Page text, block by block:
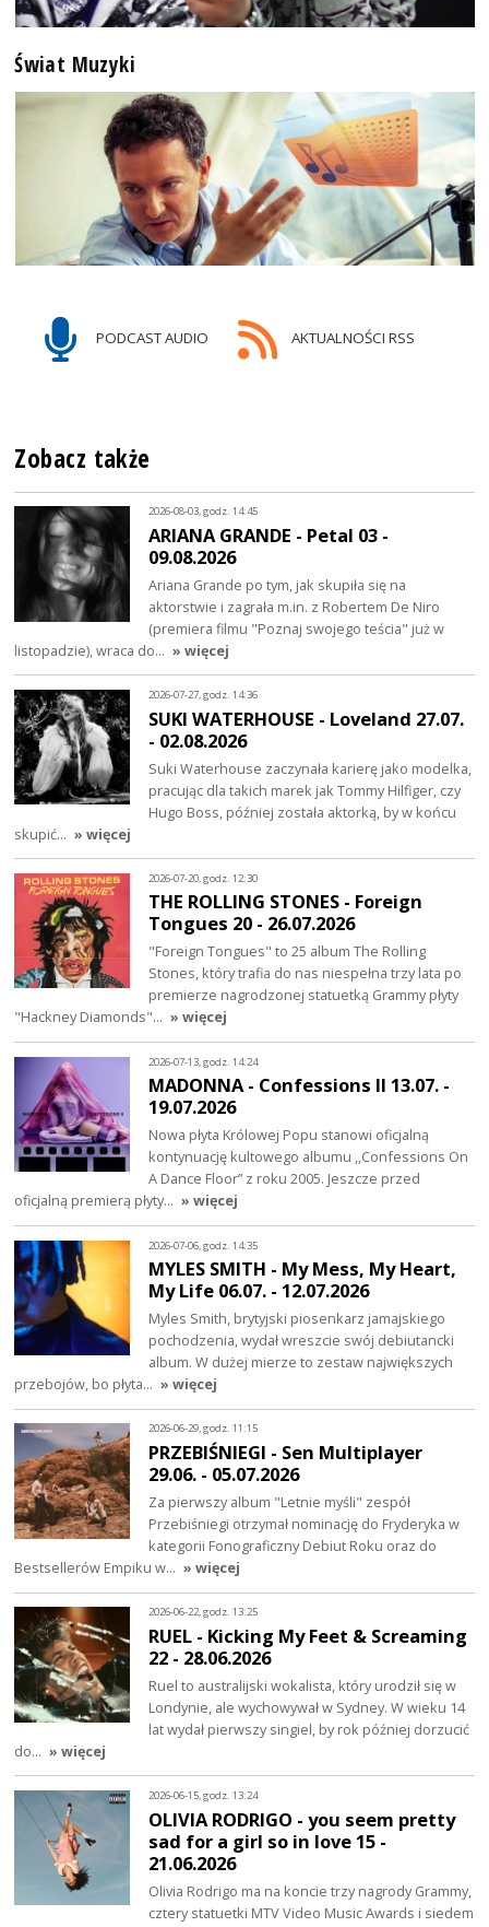
Świat Muzyki
PODCAST AUDIO AKTUALNOŚCI RSS
Zobacz także
2026-08-03, godz. 14:45
ARIANA GRANDE - Petal 03 -
09.08.2026
Ariana Grande po tym, jak skupiła się na
aktorstwie i zagrała m.in. z Robertem De Niro
(premiera filmu "Poznaj swojego teścia" już w
listopadzie), wraca do… » więcej
2026-07-27, godz. 14:36
SUKI WATERHOUSE - Loveland 27.07.
- 02.08.2026
Suki Waterhouse zaczynała karierę jako modelka,
pracując dla takich marek jak Tommy Hilfiger, czy
Hugo Boss, później została aktorką, by w końcu
skupić… » więcej
2026-07-20, godz. 12:30
THE ROLLING STONES - Foreign
Tongues 20 - 26.07.2026
"Foreign Tongues" to 25 album The Rolling
Stones, który trafia do nas niespełna trzy lata po
premierze nagrodzonej statuetką Grammy płyty
"Hackney Diamonds"… » więcej
2026-07-13, godz. 14:24
MADONNA - Confessions II 13.07. -
19.07.2026
Nowa płyta Królowej Popu stanowi oficjalną
kontynuację kultowego albumu ,,Confessions On
A Dance Floor” z roku 2005. Jeszcze przed
oficjalną premierą płyty… » więcej
2026-07-06, godz. 14:35
MYLES SMITH - My Mess, My Heart,
My Life 06.07. - 12.07.2026
Myles Smith, brytyjski piosenkarz jamajskiego
pochodzenia, wydał wreszcie swój debiutancki
album. W dużej mierze to zestaw największych
przebojów, bo płyta… » więcej
2026-06-29, godz. 11:15
PRZEBIŚNIEGI - Sen Multiplayer
29.06. - 05.07.2026
Za pierwszy album "Letnie myśli" zespół
Przebiśniegi otrzymał nominację do Fryderyka w
kategorii Fonograficzny Debiut Roku oraz do
Bestsellerów Empiku w… » więcej
2026-06-22, godz. 13:25
RUEL - Kicking My Feet & Screaming
22 - 28.06.2026
Ruel to australijski wokalista, który urodził się w
Londynie, ale wychowywał w Sydney. W wieku 14
lat wydał pierwszy singiel, by rok później dorzucić
do… » więcej
2026-06-15, godz. 13:24
OLIVIA RODRIGO - you seem pretty
sad for a girl so in love 15 -
21.06.2026
Olivia Rodrigo ma na koncie trzy nagrody Grammy,
cztery statuetki MTV Video Music Awards i siedem